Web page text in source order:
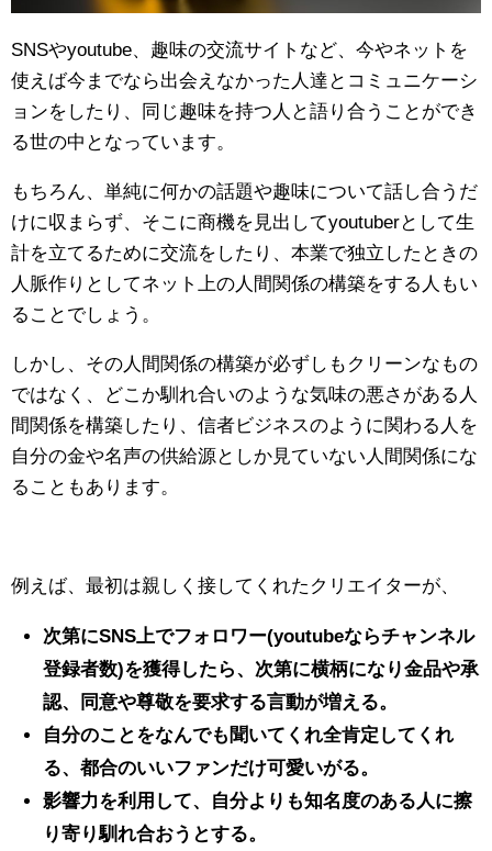
SNSやyoutube、趣味の交流サイトなど、今やネットを
使えば今までなら出会えなかった人達とコミュニケーシ
ョンをしたり、同じ趣味を持つ人と語り合うことができ
る世の中となっています。
もちろん、単純に何かの話題や趣味について話し合うだ
けに収まらず、そこに商機を見出してyoutuberとして生
計を立てるために交流をしたり、本業で独立したときの
人脈作りとしてネット上の人間関係の構築をする人もい
ることでしょう。
しかし、その人間関係の構築が必ずしもクリーンなもの
ではなく、どこか馴れ合いのような気味の悪さがある人
間関係を構築したり、信者ビジネスのように関わる人を
自分の金や名声の供給源としか見ていない人間関係にな
ることもあります。
例えば、最初は親しく接してくれたクリエイターが、
次第にSNS上でフォロワー(youtubeならチャンネル
登録者数)を獲得したら、次第に横柄になり金品や承
認、同意や尊敬を要求する言動が増える。
自分のことをなんでも聞いてくれ全肯定してくれ
る、都合のいいファンだけ可愛いがる。
影響力を利用して、自分よりも知名度のある人に擦
り寄り馴れ合おうとする。